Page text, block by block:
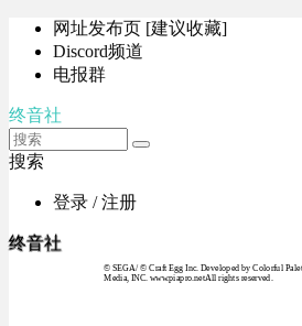
网址发布页 [建议收藏]
Discord频道
电报群
终音社
搜索
登录 / 注册
终音社
© SEGA / © Craft Egg Inc. Developed by Colorful
Media, INC. www.piapro.netAll rights reserved.